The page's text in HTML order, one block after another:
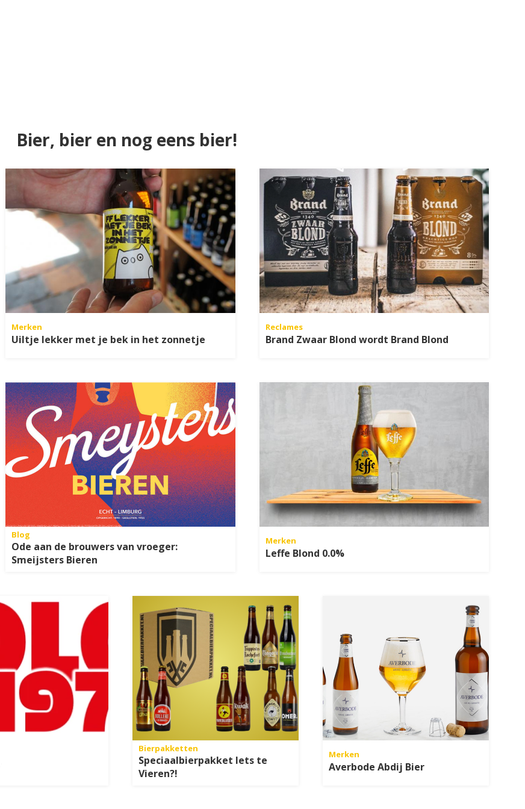
Bier, bier en nog eens bier!
Merken
Uiltje lekker met je bek in het zonnetje
Reclames
Brand Zwaar Blond wordt Brand Blond
Blog
Ode aan de brouwers van vroeger:
Smeijsters Bieren
Merken
Leffe Blond 0.0%
Bierpakketten
Speciaalbierpakket Iets te
Vieren?!
Merken
Averbode Abdij Bier